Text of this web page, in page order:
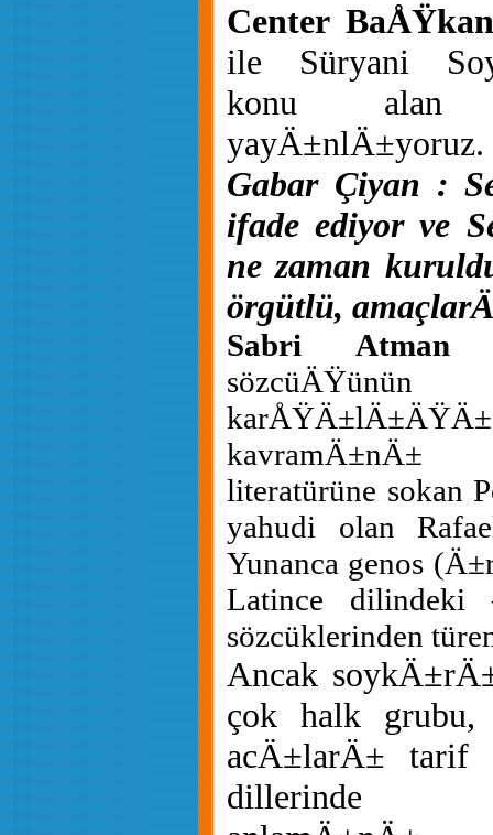
Center
ile Süryani
konu
yayÄ±nlÄ±yoruz.
Gabar Çiyan :
ifade ediyor ve
ne zaman
örgütlü,
Sabri Atman
literatürüne sokan
yahudi olan
Yunanca genos
Latince dilindeki
sözcüklerinden
Ancak
çok halk grubu,
acÄ±larÄ± tarif
dillerinde